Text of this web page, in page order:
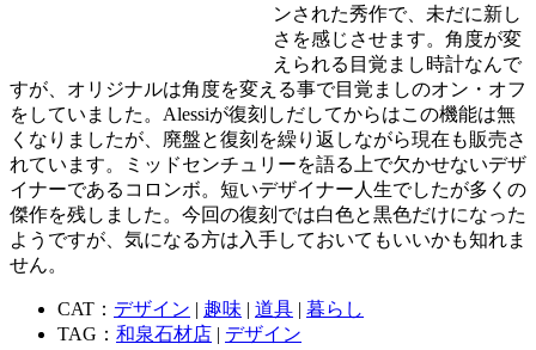
ンされた秀作で、未だに新し
さを感じさせます。角度が変
えられる目覚まし時計なんで
すが、オリジナルは角度を変える事で目覚ましのオン・オフ
をしていました。Alessiが復刻しだしてからはこの機能は無
くなりましたが、廃盤と復刻を繰り返しながら現在も販売さ
れています。ミッドセンチュリーを語る上で欠かせないデザ
イナーであるコロンボ。短いデザイナー人生でしたが多くの
傑作を残しました。今回の復刻では白色と黒色だけになった
ようですが、気になる方は入手しておいてもいいかも知れま
せん。
CAT： デザイン | 趣味 | 道具 | 暮らし
TAG： 和泉石材店 | デザイン